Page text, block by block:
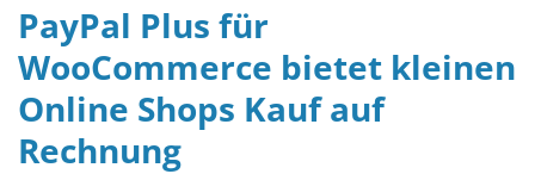
PayPal Plus für
WooCommerce bietet kleinen
Online Shops Kauf auf
Rechnung